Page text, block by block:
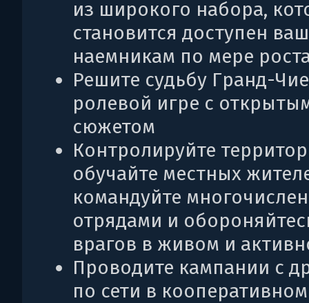
из широкого набора,
становится доступен
наемникам по мере
Решите судьбу Гранд-
ролевой игре с
сюжетом
Контролируйте
обучайте местных
командуйте
отрядами и
врагов в живом и
Проводите кампании с
по сети в